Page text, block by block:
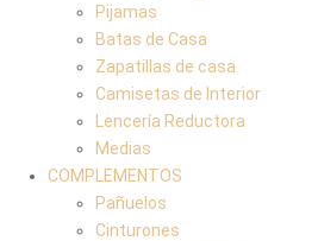
Pijamas
Batas de Casa
Zapatillas de casa
Camisetas de Interior
Lencería Reductora
Medias
COMPLEMENTOS
Pañuelos
Cinturones